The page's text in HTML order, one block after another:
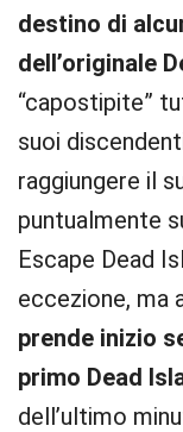
destino di
dell’originale
“capostipite”
suoi
raggiungere il
puntualmente
Escape Dead
eccezione, ma
prende inizio
primo Dead
dell’ultimo